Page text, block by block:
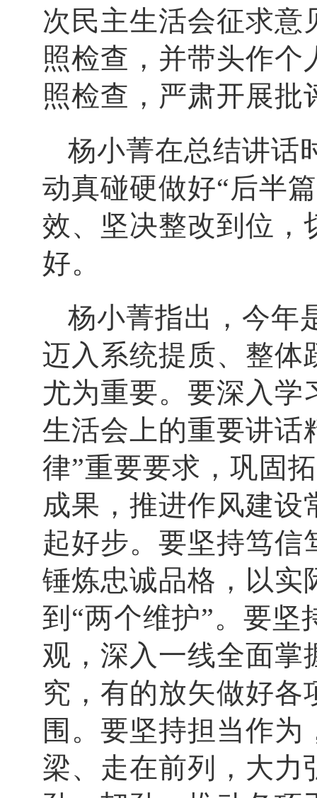
次民主生活会征求意
照检查，并带头作
照检查，严肃开展批
杨小菁在总结讲话
动真碰硬做好“后半
效、坚决整改到位，
好。
杨小菁指出，今年
迈入系统提质、整体
尤为重要。要深入学
生活会上的重要讲话
律”重要要求，巩固
成果，推进作风建设
起好步。要坚持笃信
锤炼忠诚品格，以实
到“两个维护”。要
观，深入一线全面掌
究，有的放矢做好
围。要坚持担当作为
梁、走在前列，大力